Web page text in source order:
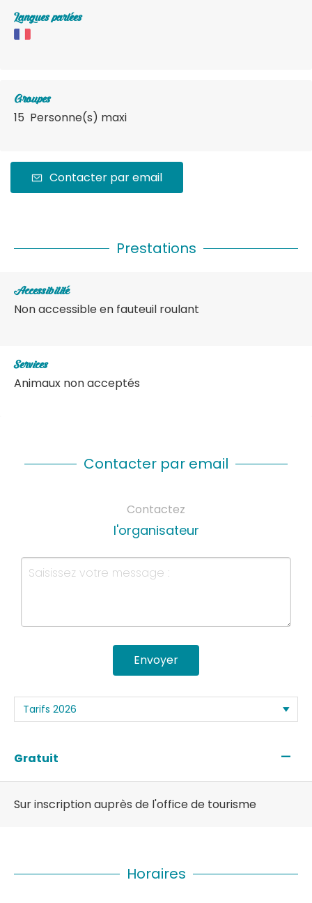
Langues parlées
Groupes
15 Personne(s) maxi
Contacter par email
Prestations
Accessibilité
Non accessible en fauteuil roulant
Services
Animaux non acceptés
Contacter par email
Contactez
l'organisateur
Envoyer
Gratuit —
Sur inscription auprès de l'office de tourisme
Horaires